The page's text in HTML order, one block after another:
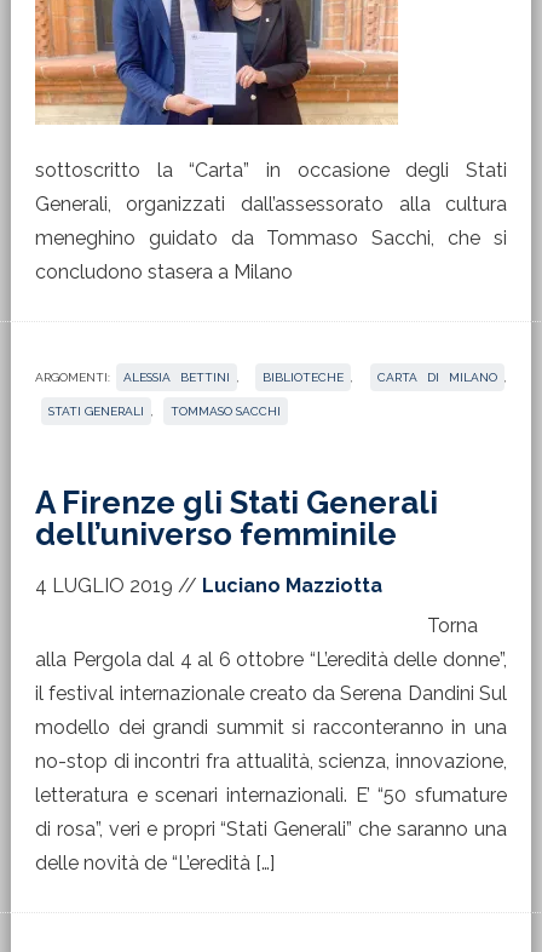
sottoscritto la “Carta” in occasione degli Stati
Generali, organizzati dall’assessorato alla cultura
meneghino guidato da Tommaso Sacchi, che si
concludono stasera a Milano
ARGOMENTI: ALESSIA BETTINI BIBLIOTECHE CARTA DI MILANO
STATI GENERALI TOMMASO SACCHI
A Firenze gli Stati Generali
dell’universo femminile
4 LUGLIO 2019 // Luciano Mazziotta
Torna
alla Pergola dal 4 al 6 ottobre “L’eredità delle donne”,
il festival internazionale creato da Serena Dandini Sul
modello dei grandi summit si racconteranno in una
no-stop di incontri fra attualità, scienza, innovazione,
letteratura e scenari internazionali. E’ “50 sfumature
di rosa”, veri e propri “Stati Generali” che saranno una
delle novità de “L’eredità […]